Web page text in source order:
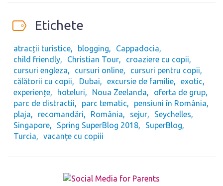
Etichete
atracții turistice blogging
Cappadocia
child friendly
Christian Tour
croaziere cu copii
cursuri engleza
cursuri online
cursuri pentru copii
călătorii cu copii
Dubai excursie de familie
exotic
experiențe
hoteluri Noua Zeelanda
oferta de grup
parc de distractii
parc tematic
pensiuni în România
plaja
recomandări România sejur
Seychelles
Singapore
Spring SuperBlog 2018
SuperBlog
Turcia
vacanțe cu copiii